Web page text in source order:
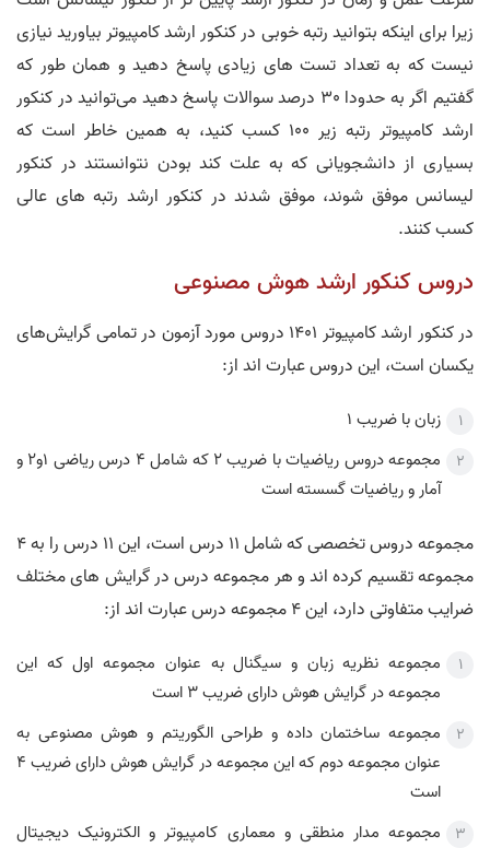
زیرا برای اینکه بتوانید رتبه خوبی در کنکور ارشد کامپیوتر بیاورید نیازی
نیست که به تعداد تست های زیادی پاسخ دهید و همان طور که
گفتیم اگر به حدودا 30 درصد سوالات پاسخ دهید می‌توانید در کنکور
ارشد کامپیوتر رتبه زیر 100 کسب کنید، به همین خاطر است که
بسیاری از دانشجویانی که به علت کند بودن نتوانستند در کنکور
لیسانس موفق شوند، موفق شدند در کنکور ارشد رتبه های عالی
کسب کنند.
دروس کنکور ارشد هوش مصنوعی
در کنکور ارشد کامپیوتر 1401 دروس مورد آزمون در تمامی گرایش‌های
یکسان است، این دروس عبارت اند از:
زبان با ضریب ۱
مجموعه دروس ریاضیات با ضریب 2 که شامل 4 درس ریاضی 1و2 و
آمار و ریاضیات گسسته است
مجموعه دروس تخصصی که شامل 11 درس است، این 11 درس را به 4
مجموعه تقسیم کرده اند و هر مجموعه درس در گرایش های مختلف
ضرایب متفاوتی دارد، این 4 مجموعه درس عبارت اند از:
مجموعه نظریه زبان و سیگنال به عنوان مجموعه اول که این
مجموعه در گرایش هوش دارای ضریب 3 است
مجموعه ساختمان داده و طراحی الگوریتم و هوش مصنوعی به
عنوان مجموعه دوم که این مجموعه در گرایش هوش دارای ضریب 4
است
مجموعه مدار منطقی و معماری کامپیوتر و الکترونیک دیجیتال